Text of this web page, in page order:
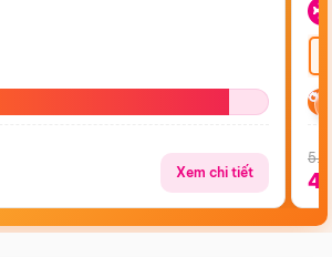
Xem chi tiết